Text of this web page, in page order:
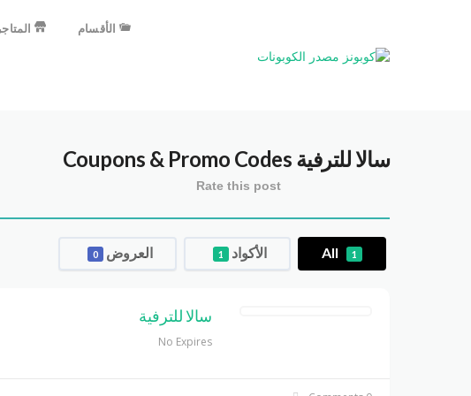
المتاجر الأقسام
سالا للترفية
Rate this post
All 1 الأكواد 1 العروض 0
سالا للترفية
No Expires